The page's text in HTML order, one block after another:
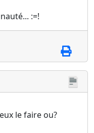
:=!
le faire ou?